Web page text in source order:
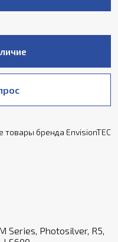
товары бренда EnvisionTEC
Series, Photosilver, R5,